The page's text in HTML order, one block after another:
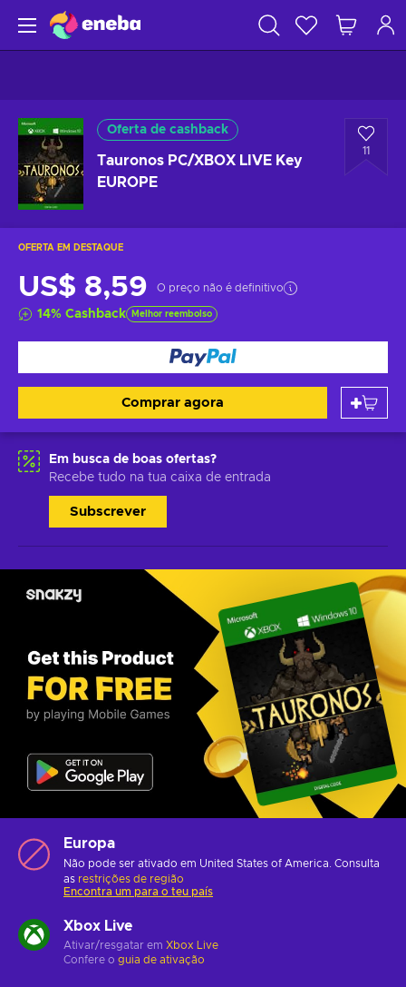
Oferta de cashback
Tauronos PC/XBOX LIVE Key
EUROPE
11
OFERTA EM DESTAQUE
US$ 8,59 O preço não é definitivo
14% Cashback Melhor reembolso
Comprar agora
Em busca de boas ofertas?
Recebe tudo na tua caixa de entrada
Subscrever
Europa
Não pode ser ativado em United States of America. Consulta
as restrições de região
Encontra um para o teu país
Xbox Live
Ativar/resgatar em Xbox Live
Confere o guia de ativação